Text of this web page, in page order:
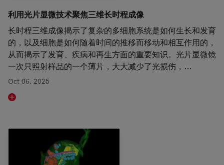
利用光片显微技术聚焦三维长时程成像
长时程三维成像揭示了复杂的多细胞系统是如何生长和发育
的，以及细胞是如何随着时间的推移而移动和相互作用的，
从而揭示了发育、疾病和再生方面的重要知识。光片显微镜
一次只照射样品的一个薄片，大大减少了光损伤，…
Oct 06, 2025
Read article